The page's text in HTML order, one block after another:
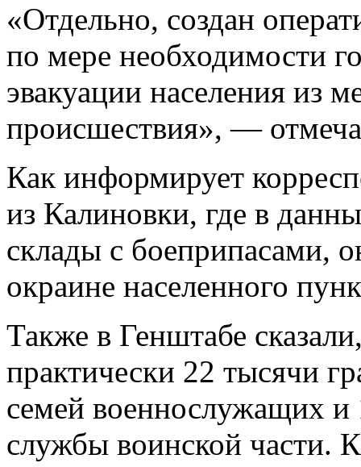
«Отдельно, создан
по мере необходимости
эвакуации населения из
происшествия», —
Как информирует
из Калиновки, где в
склады с боеприпасами,
окраине населенного
Также в Генштабе
практически 22 тысячи
семей военнослужащих
службы воинской части.